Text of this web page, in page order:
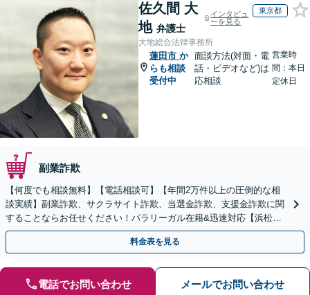
佐久間 大
地 弁護士
インタビュ
ーを見る
東京都
大地総合法律事務所
蓮田市 か
らも相談
受付中
面談方法(対面・電
話・ビデオなど)は
応相談
営業時
間：本日
定休日
副業詐欺
【何度でも相談無料】【電話相談可】【年間2万件以上の圧倒的な相
談実績】副業詐欺、サクラサイト詐欺、当選金詐欺、支援金詐欺に関
することならお任せください！パラリーガル在籍&迅速対応【浜松町
駅1分】※結婚詐欺・ロマンス詐欺に関するご相談はお断り
料金表を見る
電話でお問い合わせ メールでお問い合わせ